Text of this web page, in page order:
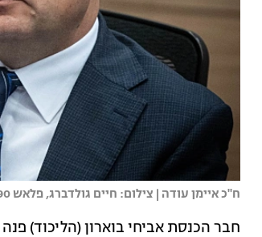
ח"כ איימן עודה | צילום: חיים גולדברג, פלאש 90